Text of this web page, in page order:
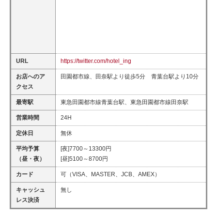
URL https://twitter.com/hotel_ing
お店へのア
クセス
田園都市線、田奈駅より徒歩5分 青葉台駅より10分
最寄駅 東急田園都市線青葉台駅、東急田園都市線田奈駅
営業時間 24H
定休日 無休
平均予算
（昼・夜）
[夜]7700～13300円
[昼]5100～8700円
カード 可（VISA、MASTER、JCB、AMEX）
キャッシュ
レス決済
無し